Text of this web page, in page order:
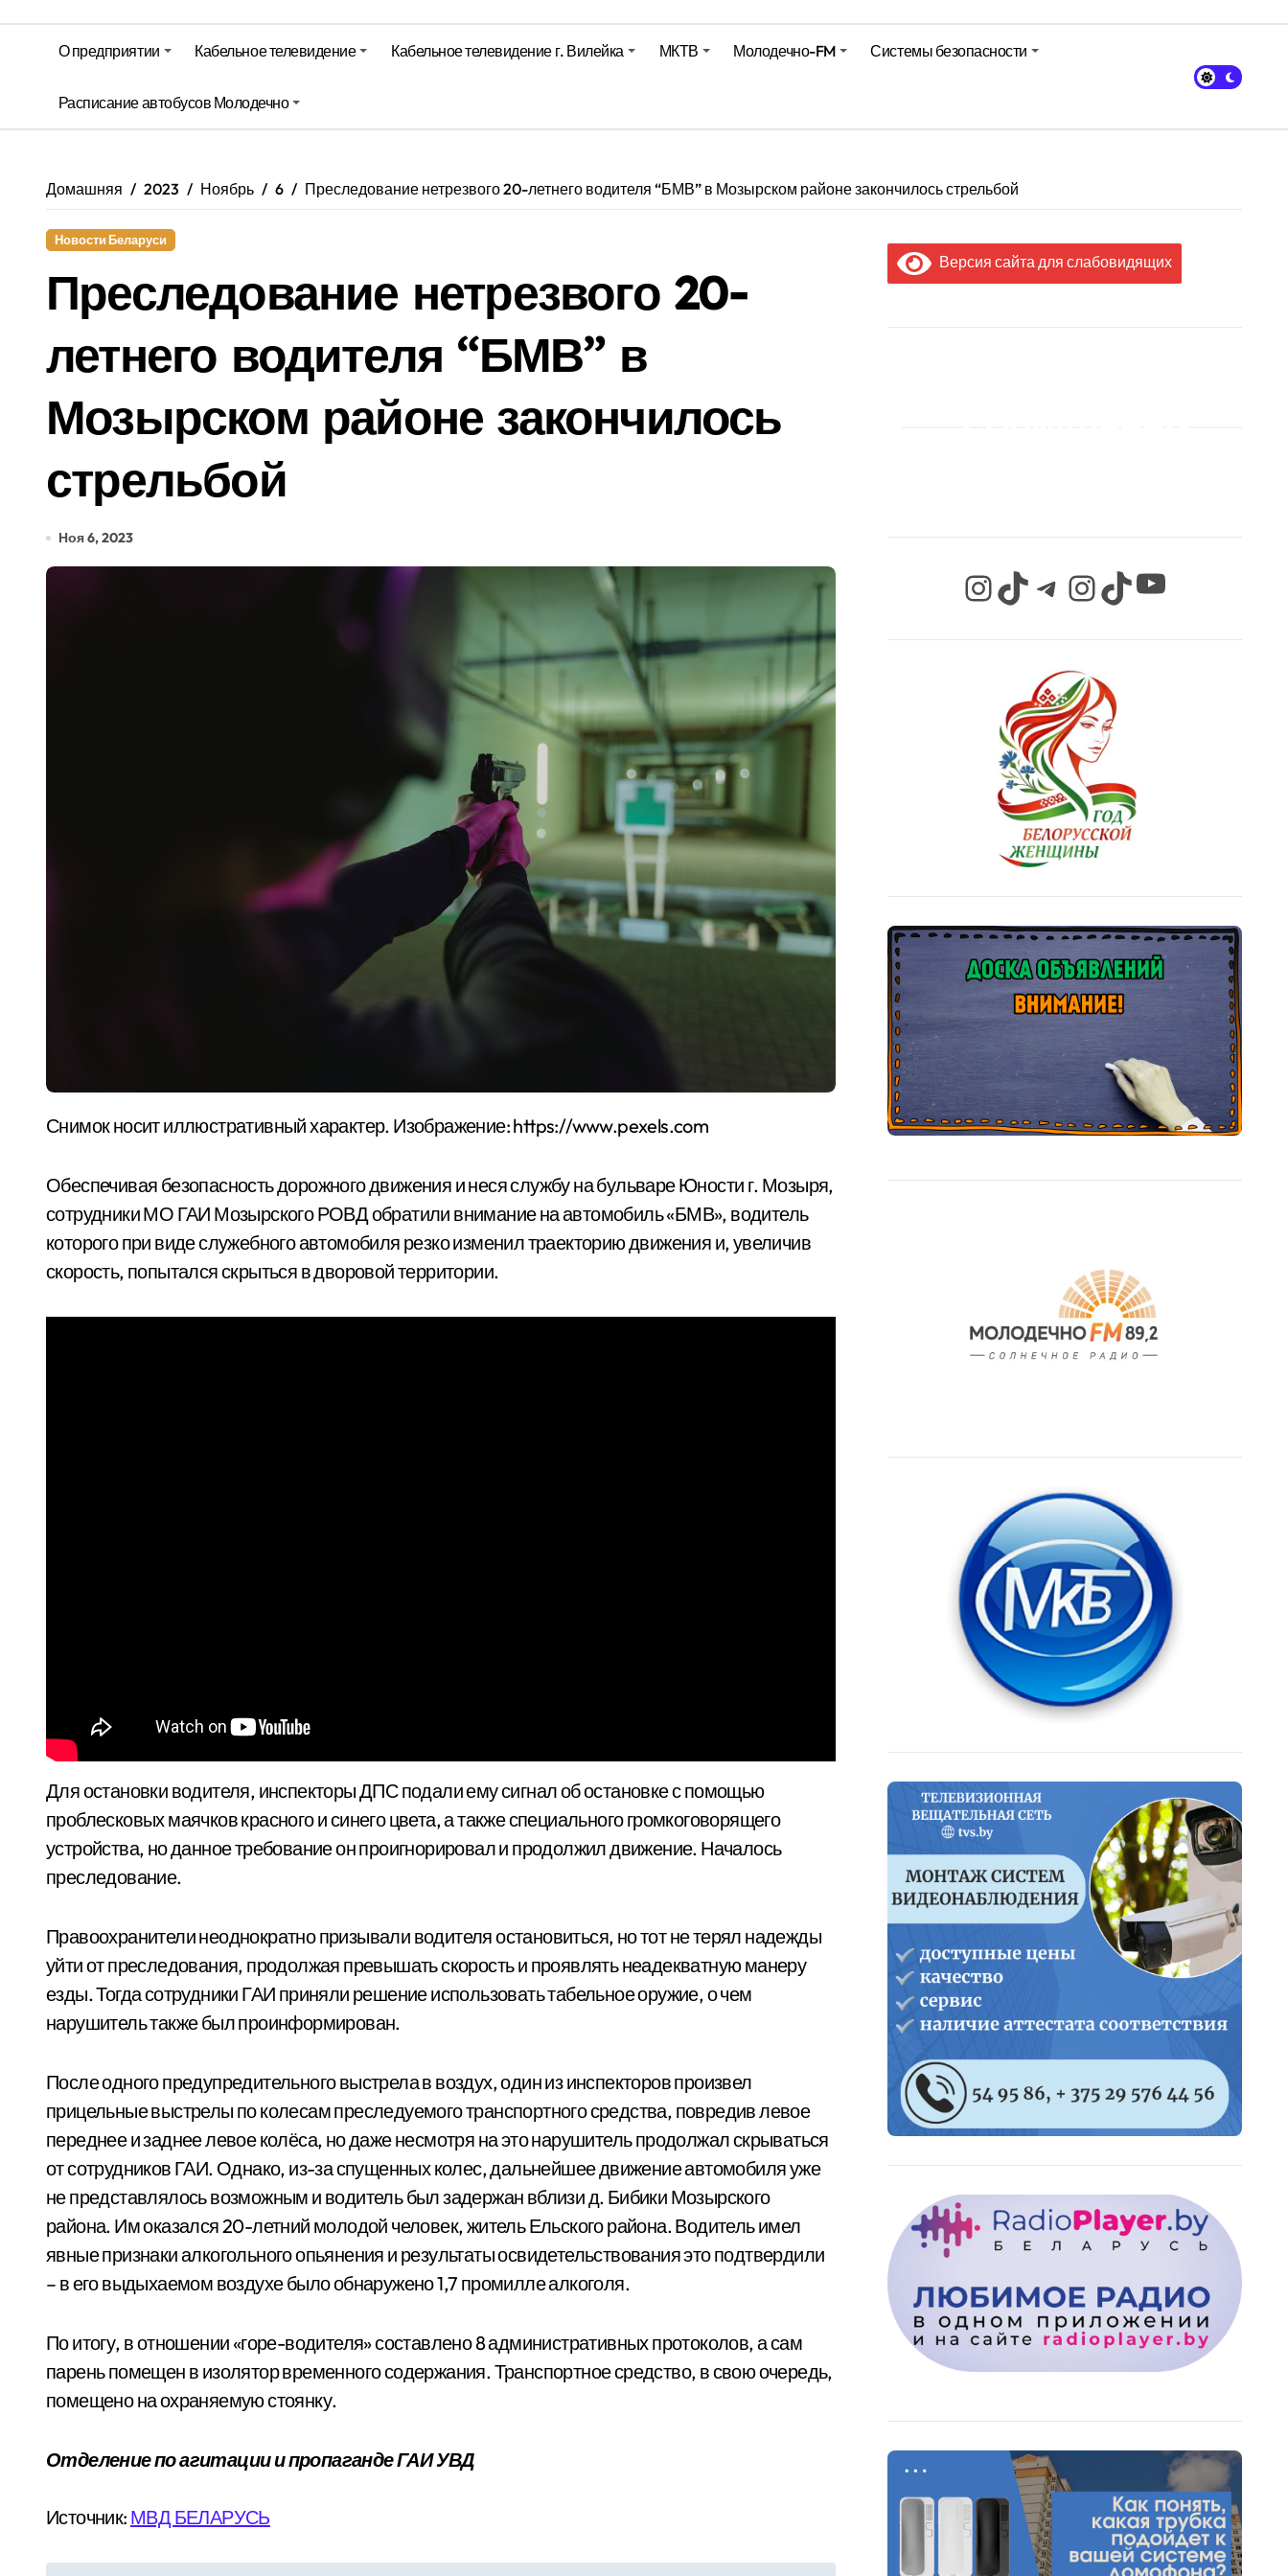
Беларусь закупает российские сухарики на миллионы долларов – смотрим сумму
Ход уборочной, сев озимых и строительство профилакториев. Лукашенко заслушал доклад главы Минсельхозпрода
Территория Здоровья – Березинское
О предприятии Кабельное телевидение Кабельное телевидение г. Вилейка МКТВ Молодечно-FM Системы безопасности
Расписание автобусов Молодечно
Домашняя 2023 Ноябрь 6 Преследование нетрезвого 20-летнего водителя “БМВ” в Мозырском районе закончилось стрельбой
Новости Беларуси
Преследование нетрезвого 20-
летнего водителя “БМВ” в
Мозырском районе закончилось
стрельбой
Ноя 6, 2023
Снимок носит иллюстративный характер. Изображение: https://www.pexels.com
Обеспечивая безопасность дорожного движения и неся службу на бульваре Юности г. Мозыря,
сотрудники МО ГАИ Мозырского РОВД обратили внимание на автомобиль «БМВ», водитель
которого при виде служебного автомобиля резко изменил траекторию движения и, увеличив
скорость, попытался скрыться в дворовой территории.
Для остановки водителя, инспекторы ДПС подали ему сигнал об остановке с помощью
проблесковых маячков красного и синего цвета, а также специального громкоговорящего
устройства, но данное требование он проигнорировал и продолжил движение. Началось
преследование.
Правоохранители неоднократно призывали водителя остановиться, но тот не терял надежды
уйти от преследования, продолжая превышать скорость и проявлять неадекватную манеру
езды. Тогда сотрудники ГАИ приняли решение использовать табельное оружие, о чем
нарушитель также был проинформирован.
После одного предупредительного выстрела в воздух, один из инспекторов произвел
прицельные выстрелы по колесам преследуемого транспортного средства, повредив левое
переднее и заднее левое колёса, но даже несмотря на это нарушитель продолжал скрываться
от сотрудников ГАИ. Однако, из-за спущенных колес, дальнейшее движение автомобиля уже
не представлялось возможным и водитель был задержан вблизи д. Бибики Мозырского
района. Им оказался 20-летний молодой человек, житель Ельского района. Водитель имел
явные признаки алкогольного опьянения и результаты освидетельствования это подтвердили
– в его выдыхаемом воздухе было обнаружено 1,7 промилле алкоголя.
По итогу, в отношении «горе-водителя» составлено 8 административных протоколов, а сам
парень помещен в изолятор временного содержания. Транспортное средство, в свою очередь,
помещено на охраняемую стоянку.
Отделение по агитации и пропаганде ГАИ УВД
Источник: МВД БЕЛАРУСЬ
Версия сайта для слабовидящих
InstagramTikTok Telegram InstagramTikTok YouTube